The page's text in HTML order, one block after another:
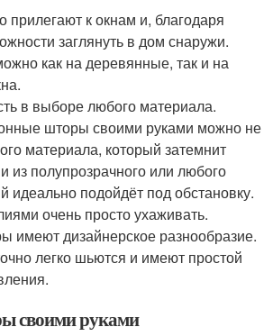
прилегают к окнам и, благодаря
заглянуть в дом снаружи.
как на деревянные, так и на
в выборе любого материала.
шторы своими руками можно не
материала, который затемнит
из полупрозрачного или любого
идеально подойдёт под обстановку.
очень просто ухаживать.
имеют дизайнерское разнообразие.
легко шьются и имеют простой
своими руками